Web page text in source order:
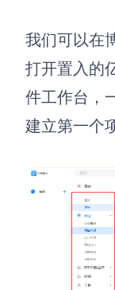
AI生成AARRR
模板社区
企业服务
我们可以在
打开置入的
件工作台，
建立第一个